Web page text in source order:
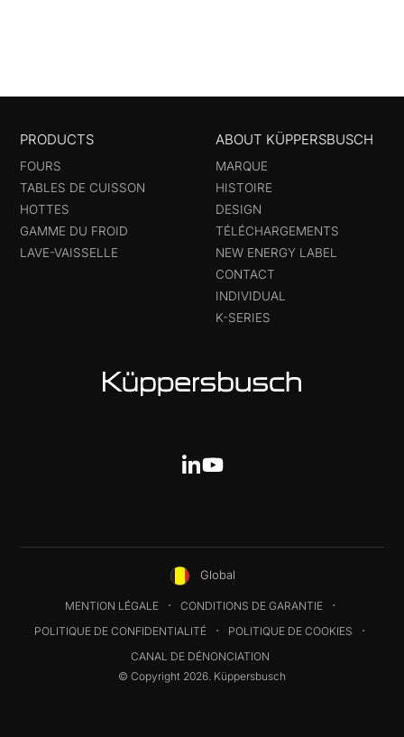
PRODUCTS
FOURS
TABLES DE CUISSON
HOTTES
GAMME DU FROID
LAVE-VAISSELLE
ABOUT KÜPPERSBUSCH
MARQUE
HISTOIRE
DESIGN
TÉLÉCHARGEMENTS
NEW ENERGY LABEL
CONTACT
INDIVIDUAL
K-SERIES
Global
MENTION LÉGALE
CONDITIONS DE GARANTIE
POLITIQUE DE CONFIDENTIALITÉ
POLITIQUE DE COOKIES
CANAL DE DÉNONCIATION
© Copyright 2026. Küppersbusch